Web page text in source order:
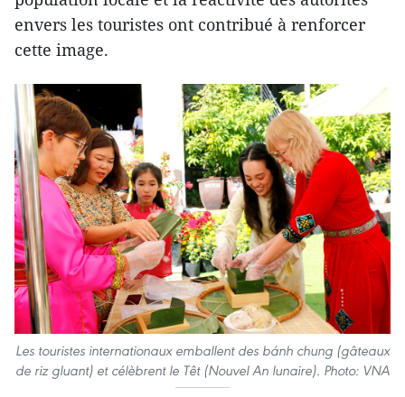
envers les touristes ont contribué à renforcer
cette image.
Les touristes internationaux emballent des bánh chung (gâteaux
de riz gluant) et célèbrent le Têt (Nouvel An lunaire). Photo: VNA